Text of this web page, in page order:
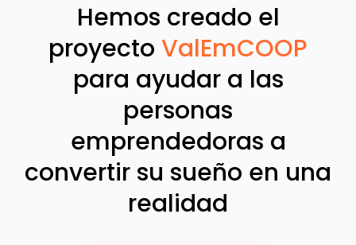
Hemos creado el
proyecto ValEmCOOP
para ayudar a las
personas
emprendedoras a
convertir su sueño en una
realidad